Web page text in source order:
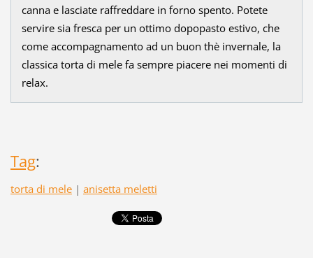
canna e lasciate raffreddare in forno spento. Potete
servire sia fresca per un ottimo dopopasto estivo, che
come accompagnamento ad un buon thè invernale, la
classica torta di mele fa sempre piacere nei momenti di
relax.
Tag:
torta di mele | anisetta meletti